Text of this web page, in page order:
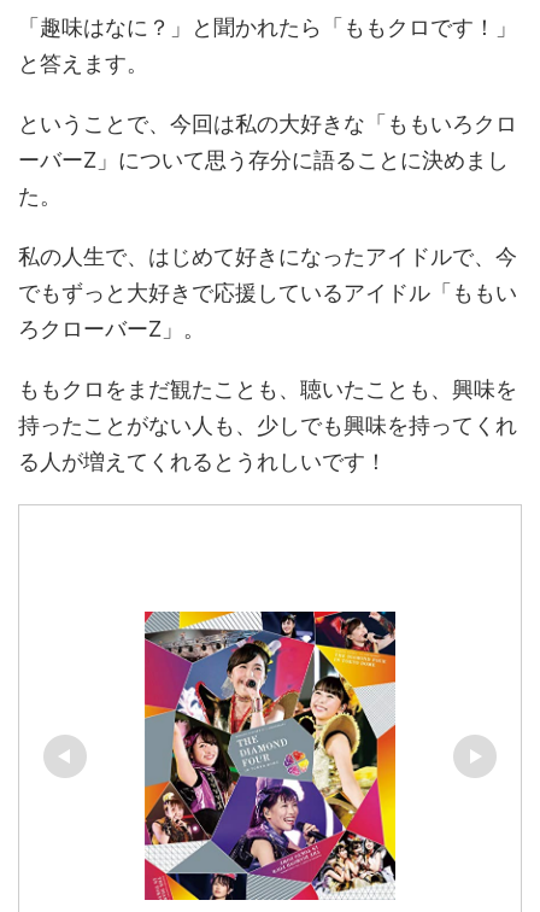
「趣味はなに？」と聞かれたら「ももクロです！」
と答えます。
ということで、今回は私の大好きな「ももいろクロ
ーバーZ」について思う存分に語ることに決めまし
た。
私の人生で、はじめて好きになったアイドルで、今
でもずっと大好きで応援しているアイドル「ももい
ろクローバーZ」。
ももクロをまだ観たことも、聴いたことも、興味を
持ったことがない人も、少しでも興味を持ってくれ
る人が増えてくれるとうれしいです！